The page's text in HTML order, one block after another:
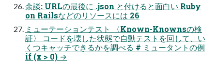
余談: URLの最後に .json と付けると面白い Ruby
on Railsなどのリソースには 26
ミューテーションテスト 〈Known-Knownsの検
証〉 コードを壊した状態で自動テストを回して、い
くつキャッチできるかを調べる # ミュータントの例
if (x > 0) →